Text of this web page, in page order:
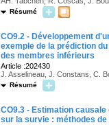
Résumé
CO9.2 - Développement
exemple de la prédiction
des membres inférieurs
Article :202430
J. Asselineau, J. Constans, C.
Résumé
CO9.3 - Estimation
sur la survie : méthodes